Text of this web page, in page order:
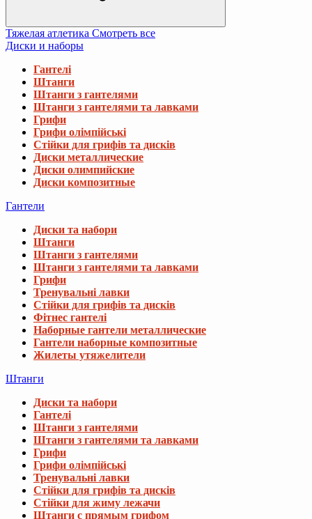
Тяжелая атлетика Смотреть все
Диски и наборы
Гантелі
Штанги
Штанги з гантелями
Штанги з гантелями та лавками
Грифи
Грифи олімпійські
Стійки для грифів та дисків
Диски металлические
Диски олимпийские
Диски композитные
Гантели
Диски та набори
Штанги
Штанги з гантелями
Штанги з гантелями та лавками
Грифи
Тренувальні лавки
Стійки для грифів та дисків
Фітнес гантелі
Наборные гантели металлические
Гантели наборные композитные
Жилеты утяжелители
Штанги
Диски та набори
Гантелі
Штанги з гантелями
Штанги з гантелями та лавками
Грифи
Грифи олімпійські
Тренувальні лавки
Стійки для грифів та дисків
Стійки для жиму лежачи
Штанги с прямым грифом